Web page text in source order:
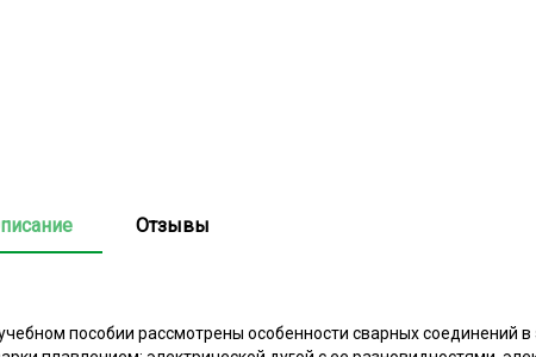
Отзывы
пособии рассмотрены особенности сварных соединений